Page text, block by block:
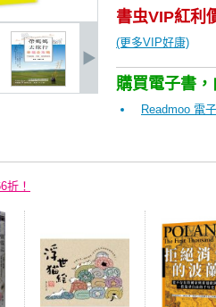
書虫VIP紅利
(更多VIP好康)
購買電子書，
Readmoo 電
折！